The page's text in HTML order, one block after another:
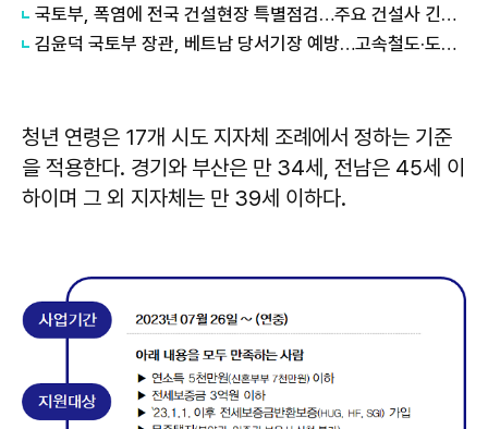
국토부, 폭염에 전국 건설현장 특별점검…주요 건설사 긴급회의 개최
김윤덕 국토부 장관, 베트남 당서기장 예방…고속철도·도시개발 협력 구체화
청년 연령은 17개 시도 지자체 조례에서 정하는 기준
을 적용한다. 경기와 부산은 만 34세, 전남은 45세 이
하이며 그 외 지자체는 만 39세 이하다.